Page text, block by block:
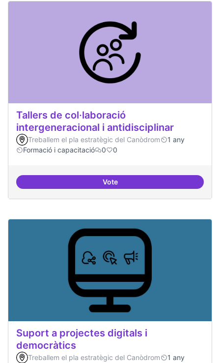
Tallers de col·laboració
intergeneracional i antidisciplinar
Treballem el pla estratègic del Canòdrom
1 any
Formació i capacitació
0 0
VoteTallers de col·laboració
Suport a projectes digitals i
democràtics
Treballem el pla estratègic del Canòdrom
1 any